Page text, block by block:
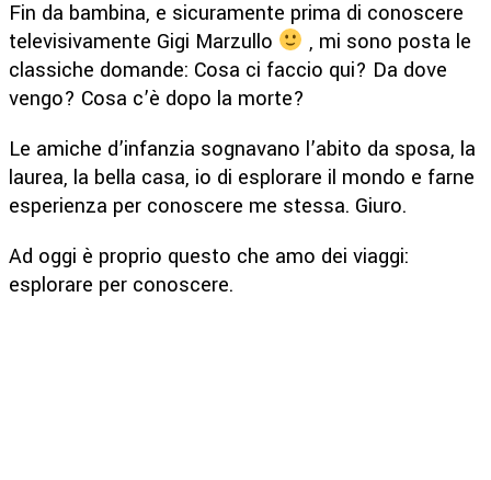
Fin da bambina, e sicuramente prima di conoscere
televisivamente Gigi Marzullo
, mi sono posta le
classiche domande: Cosa ci faccio qui? Da dove
vengo? Cosa c’è dopo la morte?
Le amiche d’infanzia sognavano l’abito da sposa, la
laurea, la bella casa, io di esplorare il mondo e farne
esperienza per conoscere me stessa. Giuro.
Ad oggi è proprio questo che amo dei viaggi:
esplorare per conoscere.